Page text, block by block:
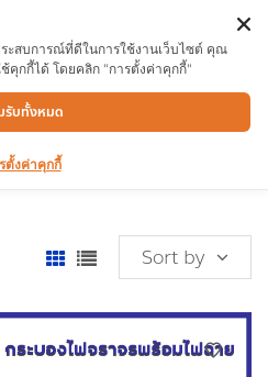
การป้องกัน
Sort by
ะสบการณ์ที่ดีในการใช้งานเว็บไซต์ คุณ
คุกกี้ได้ โดยคลิก "การตั้งค่าคุกกี้"
รับทั้งหมด
ตั้งค่าคุกกี้